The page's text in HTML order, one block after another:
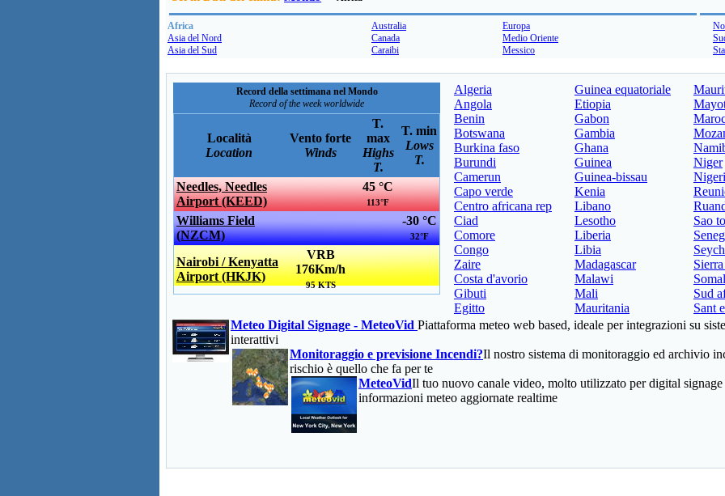
Africa
Asia del Nord
Asia del Sud
Australia
Canada
Caraibi
Europa
Medio Oriente
Messico
Record della settimana nel Mondo
Record of the week worldwide
Località
Location
Vento forte
Winds
T.
max
Highs
T.
T. min
Lows
T.
Needles, Needles
Airport (KEED)
45 °C
113°F
Williams Field
(NZCM)
-30 °C
32°F
Nairobi / Kenyatta
Airport (HKJK)
VRB
176Km/h
95 KTS
Algeria
Angola
Benin
Botswana
Burkina faso
Burundi
Camerun
Capo verde
Centro africana rep
Ciad
Comore
Congo
Zaire
Costa d'avorio
Gibuti
Egitto
Guinea equatoriale
Etiopia
Gabon
Gambia
Ghana
Guinea
Guinea-bissau
Kenia
Libano
Lesotho
Liberia
Libia
Madagascar
Malawi
Mali
Mauritania
Niger
Sao
Sud
Sant
Meteo Digital Signage - MeteoVid Piattaforma meteo web based, ideale per integrazioni su
interattivi
Monitoraggio e previsione Incendi?Il nostro sistema di monitoraggio ed archivio
rischio è quello che fa per te
MeteoVidIl tuo nuovo canale video, molto utilizzato per digital
informazioni meteo aggiornate realtime